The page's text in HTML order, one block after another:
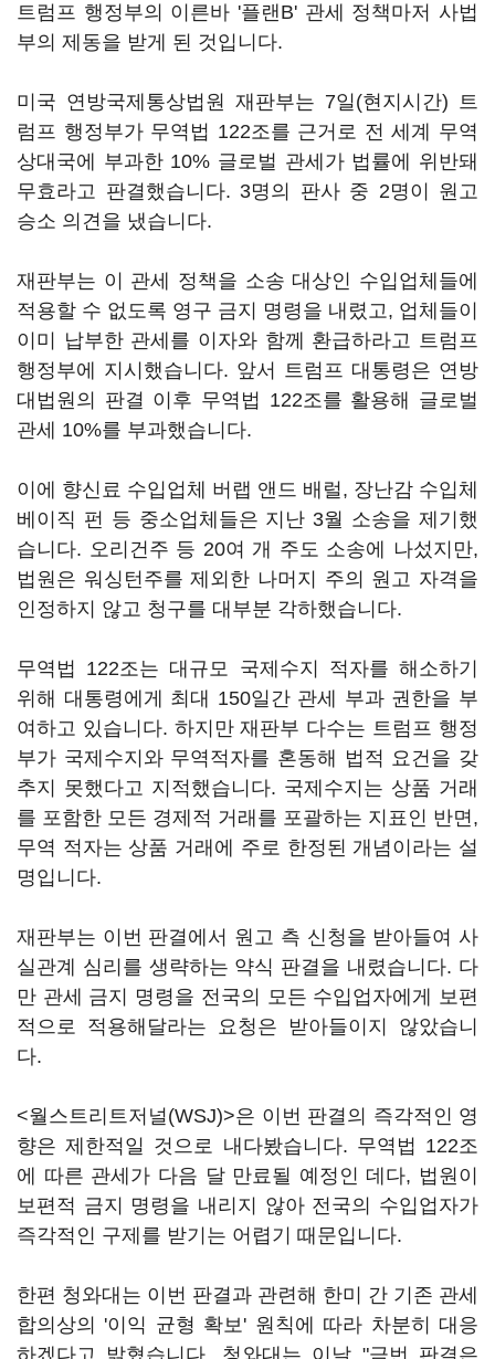
트럼프 행정부의 이른바 '플랜B' 관세 정책마저 사법
부의 제동을 받게 된 것입니다.
미국 연방국제통상법원 재판부는 7일(현지시간) 트
럼프 행정부가 무역법 122조를 근거로 전 세계 무역
상대국에 부과한 10% 글로벌 관세가 법률에 위반돼
무효라고 판결했습니다. 3명의 판사 중 2명이 원고
승소 의견을 냈습니다.
재판부는 이 관세 정책을 소송 대상인 수입업체들에
적용할 수 없도록 영구 금지 명령을 내렸고, 업체들이
이미 납부한 관세를 이자와 함께 환급하라고 트럼프
행정부에 지시했습니다. 앞서 트럼프 대통령은 연방
대법원의 판결 이후 무역법 122조를 활용해 글로벌
관세 10%를 부과했습니다.
이에 향신료 수입업체 버랩 앤드 배럴, 장난감 수입체
베이직 펀 등 중소업체들은 지난 3월 소송을 제기했
습니다. 오리건주 등 20여 개 주도 소송에 나섰지만,
법원은 워싱턴주를 제외한 나머지 주의 원고 자격을
인정하지 않고 청구를 대부분 각하했습니다.
무역법 122조는 대규모 국제수지 적자를 해소하기
위해 대통령에게 최대 150일간 관세 부과 권한을 부
여하고 있습니다. 하지만 재판부 다수는 트럼프 행정
부가 국제수지와 무역적자를 혼동해 법적 요건을 갖
추지 못했다고 지적했습니다. 국제수지는 상품 거래
를 포함한 모든 경제적 거래를 포괄하는 지표인 반면,
무역 적자는 상품 거래에 주로 한정된 개념이라는 설
명입니다.
재판부는 이번 판결에서 원고 측 신청을 받아들여 사
실관계 심리를 생략하는 약식 판결을 내렸습니다. 다
만 관세 금지 명령을 전국의 모든 수입업자에게 보편
적으로 적용해달라는 요청은 받아들이지 않았습니
다.
<월스트리트저널(WSJ)>은 이번 판결의 즉각적인 영
향은 제한적일 것으로 내다봤습니다. 무역법 122조
에 따른 관세가 다음 달 만료될 예정인 데다, 법원이
보편적 금지 명령을 내리지 않아 전국의 수입업자가
즉각적인 구제를 받기는 어렵기 때문입니다.
한편 청와대는 이번 판결과 관련해 한미 간 기존 관세
합의상의 '이익 균형 확보' 원칙에 따라 차분히 대응
하겠다고 밝혔습니다. 청와대는 이날 "금번 판결은